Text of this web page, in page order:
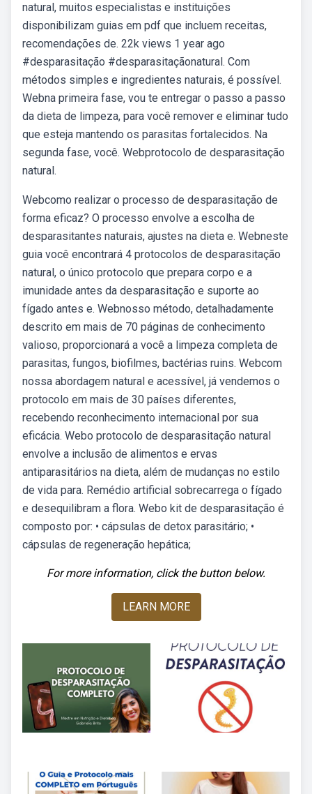
natural, muitos especialistas e instituições
disponibilizam guias em pdf que incluem receitas,
recomendações de. 22k views 1 year ago
#desparasitação #desparasitaçãonatural. Com
métodos simples e ingredientes naturais, é possível.
Webna primeira fase, vou te entregar o passo a passo
da dieta de limpeza, para você remover e eliminar tudo
que esteja mantendo os parasitas fortalecidos. Na
segunda fase, você. Webprotocolo de desparasitação
natural.
Webcomo realizar o processo de desparasitação de
forma eficaz? O processo envolve a escolha de
desparasitantes naturais, ajustes na dieta e. Webneste
guia você encontrará 4 protocolos de desparasitação
natural, o único protocolo que prepara corpo e a
imunidade antes da desparasitação e suporte ao
fígado antes e. Webnosso método, detalhadamente
descrito em mais de 70 páginas de conhecimento
valioso, proporcionará a você a limpeza completa de
parasitas, fungos, biofilmes, bactérias ruins. Webcom
nossa abordagem natural e acessível, já vendemos o
protocolo em mais de 30 países diferentes,
recebendo reconhecimento internacional por sua
eficácia. Webo protocolo de desparasitação natural
envolve a inclusão de alimentos e ervas
antiparasitários na dieta, além de mudanças no estilo
de vida para. Remédio artificial sobrecarrega o fígado
e desequilibram a flora. Webo kit de desparasitação é
composto por: • cápsulas de detox parasitário; •
cápsulas de regeneração hepática;
For more information, click the button below.
LEARN MORE